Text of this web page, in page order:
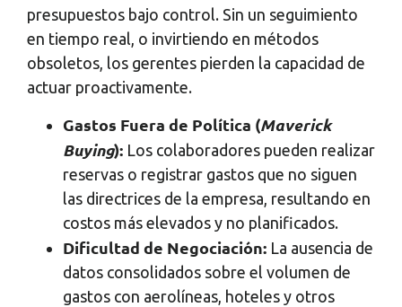
presupuestos bajo control. Sin un seguimiento
en tiempo real, o invirtiendo en métodos
obsoletos, los gerentes pierden la capacidad de
actuar proactivamente.
Gastos Fuera de Política (Maverick
Buying): Los colaboradores pueden realizar
reservas o registrar gastos que no siguen
las directrices de la empresa, resultando en
costos más elevados y no planificados.
Dificultad de Negociación: La ausencia de
datos consolidados sobre el volumen de
gastos con aerolíneas, hoteles y otros